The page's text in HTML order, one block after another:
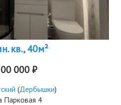
кв., 40м²
000 ₽
(Дербышки)
Парковая 4